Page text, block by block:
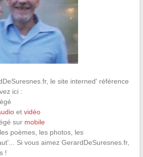
le site interned' référence
ici :
et vidéo
sur mobile
poèmes, les photos, les
Si vous aimez GerardDeSuresnes.fr,
!